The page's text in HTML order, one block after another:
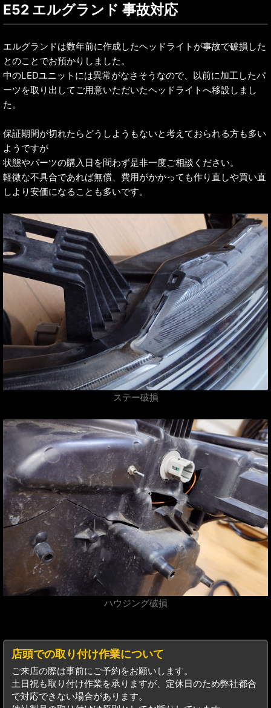
E52 エルグランド 事故対応
エルグランドは数年前に作成したヘッドライトが事故で破損した
とのことでお預かりしました。
中のLEDユニットには異常がなさそうなので、以前に加工したパ
ーツを取り出してご用意いただいたヘッドライトへ移設しまし
た。
保証期間が切れたらどうしようもないと考えておられる方も多い
ようですが
状態やパーツの購入日を問わず是非一度ご相談ください。
軽微な不具合であれば無償、費用がかかっても作り直しや買い直
しより安価になることも多いです。
ステー破損
ハウジング破損
店頭での取り付け作業について
ご来店の際は事前にご予約をお願いします。
土日祝も取り付け作業を承りますが、定休日のため弊社都合
で対応できない場合があります。